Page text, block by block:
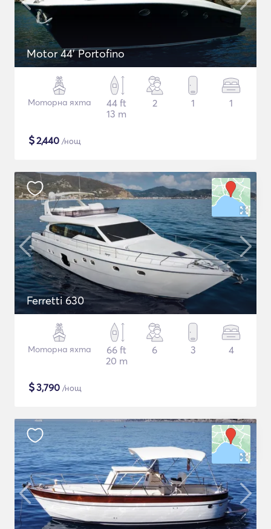
Motor 44' Portofino
Моторна яхта
44 ft
13 m
2 1 1
$2,440 /нощ
Ferretti 630
Моторна яхта
66 ft
20 m
6 3 4
$3,790 /нощ